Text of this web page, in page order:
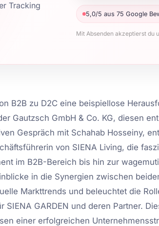
Tracking
5,0/5 aus 75 Google
Mit Absenden akzeptierst du
B2B zu D2C eine beispiellose
Gautzsch GmbH & Co. KG, diesen
Gespräch mit Schahab Hosseiny,
von SIENA Living, die
im B2B-Bereich bis hin zur
in die Synergien zwischen
Markttrends und beleuchtet die
SIENA GARDEN und deren Partner.
einer erfolgreichen